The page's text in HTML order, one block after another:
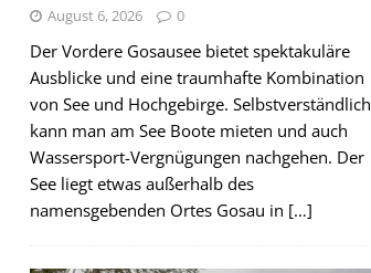
August 6, 2026 0
Der Vordere Gosausee bietet spektakuläre
Ausblicke und eine traumhafte Kombination
von See und Hochgebirge. Selbstverständlich
kann man am See Boote mieten und auch
Wassersport-Vergnügungen nachgehen. Der
See liegt etwas außerhalb des
namensgebenden Ortes Gosau in […]